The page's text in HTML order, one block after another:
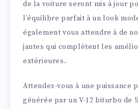
de la voiture seront mis à jour
l’équilibre parfait à un look
également vous attendre à de
jantes qui complètent les
extérieures.
Attendez-vous à une puissance
générée par un V-12 biturbo de